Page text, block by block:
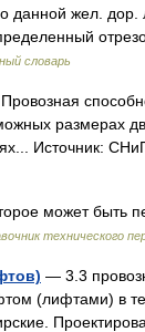
данной жел. дор.
словарь
размерах
Источник:
может быть
технического
— 3.3
(лифтами) в